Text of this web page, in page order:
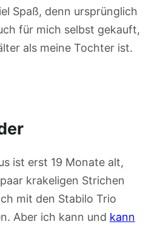
Spaß, denn ursprünglich
für mich selbst gekauft,
als meine Tochter ist.
ist erst 19 Monate alt,
krakeligen Strichen
mit den Stabilo Trio
Aber ich kann und kann